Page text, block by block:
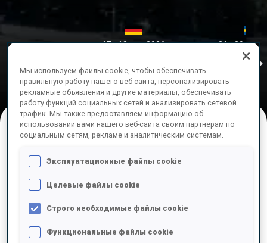
17—18 окт. 2026
26—29
IDREIdre
суб 09:00
Scheduled
Мы используем файлы cookie, чтобы обеспечивать
правильную работу нашего веб-сайта, персонализировать
рекламные объявления и другие материалы, обеспечивать
работу функций социальных сетей и анализировать сетевой
трафик. Мы также предоставляем информацию об
использовании вами нашего веб-сайта своим партнерам по
социальным сетям, рекламе и аналитическим системам.
Эксплуатационные файлы cookie
Целевые файлы cookie
Строго необходимые файлы cookie
Функциональные файлы cookie